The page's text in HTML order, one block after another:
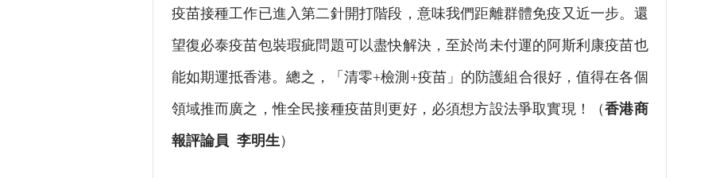
疫苗接種工作已進入第二針開打階段，意味我們距離群體免疫又近一步。還
望復必泰疫苗包裝瑕疵問題可以盡快解決，至於尚未付運的阿斯利康疫苗也
能如期運抵香港。總之，「清零+檢測+疫苗」的防護組合很好，值得在各個
領域推而廣之，惟全民接種疫苗則更好，必須想方設法爭取實現！（香港商
報評論員 李明生）